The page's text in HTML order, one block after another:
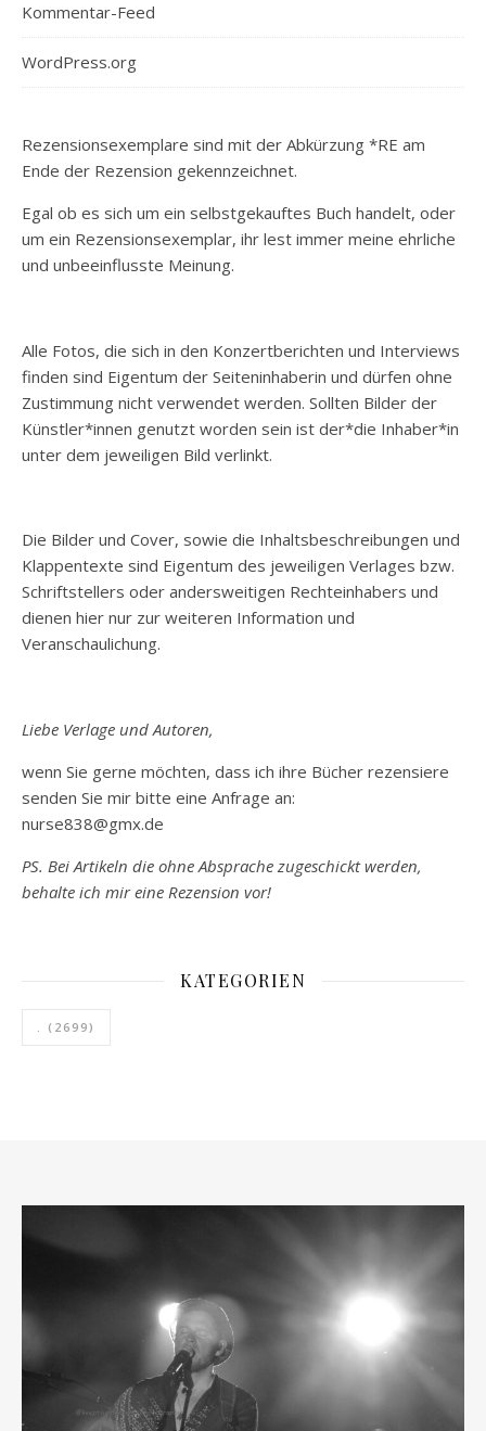
Kommentar-Feed
WordPress.org
Rezensionsexemplare sind mit der Abkürzung *RE am
Ende der Rezension gekennzeichnet.
Egal ob es sich um ein selbstgekauftes Buch handelt, oder
um ein Rezensionsexemplar, ihr lest immer meine ehrliche
und unbeeinflusste Meinung.
Alle Fotos, die sich in den Konzertberichten und Interviews
finden sind Eigentum der Seiteninhaberin und dürfen ohne
Zustimmung nicht verwendet werden. Sollten Bilder der
Künstler*innen genutzt worden sein ist der*die Inhaber*in
unter dem jeweiligen Bild verlinkt.
Die Bilder und Cover, sowie die Inhaltsbeschreibungen und
Klappentexte sind Eigentum des jeweiligen Verlages bzw.
Schriftstellers oder andersweitigen Rechteinhabers und
dienen hier nur zur weiteren Information und
Veranschaulichung.
Liebe Verlage und Autoren,
wenn Sie gerne möchten, dass ich ihre Bücher rezensiere
senden Sie mir bitte eine Anfrage an:
nurse838@gmx.de
PS. Bei Artikeln die ohne Absprache zugeschickt werden,
behalte ich mir eine Rezension vor!
KATEGORIEN
. (2699)